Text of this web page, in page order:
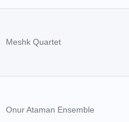
Meshk Quartet
Onur Ataman Ensemble